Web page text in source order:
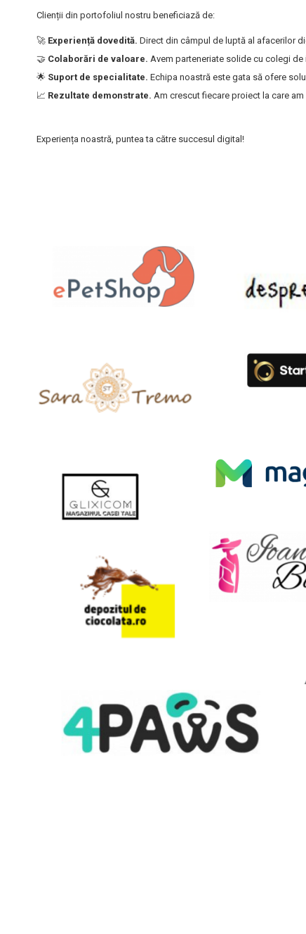
Clienții din portofoliul nostru beneficiază de:
🚀 Experiență dovedită. Direct din câmpul de luptă al afacerilor
🤝 Colaborări de valoare. Avem parteneriate solide cu colegi
🌟 Suport de specialitate. Echipa noastră este gata să ofere
📈 Rezultate demonstrate. Am crescut fiecare proiect la care
Experiența noastră, puntea ta către succesul digital!